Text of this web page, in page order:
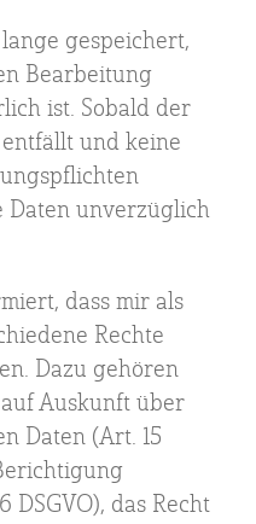
gespeichert,
Bearbeitung
ist. Sobald der
und keine
Daten unverzüglich
dass mir als
Rechte
Dazu gehören
Auskunft über
Daten (Art. 15
das Recht